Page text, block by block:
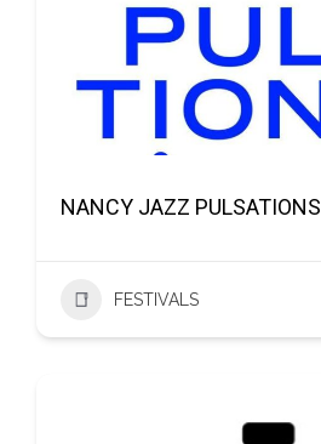
NANCY JAZZ PULSATIONS
FESTIVALS